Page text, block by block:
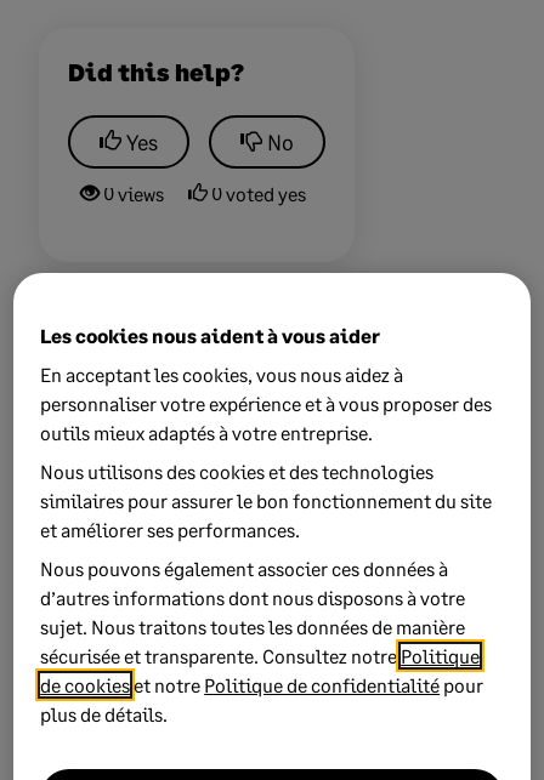
Did this help?
Yes No
0 views 0 voted yes
fiscaux
Product: Ciel
Sage 50
Solution ID:210905150086648
Applies to:Product modules > Ciel > Comptabilité 'R'
Product modules > Ciel > Gestion Intégrale
Product modules > Sage 50 > Comptabilité
Case category > How do I... > import/export
Les cookies nous aident à vous aider
En acceptant les cookies, vous nous aidez à
personnaliser votre expérience et à vous proposer des
outils mieux adaptés à votre entreprise.
Nous utilisons des cookies et des technologies
similaires pour assurer le bon fonctionnement du site
et améliorer ses performances.
Nous pouvons également associer ces données à
d’autres informations dont nous disposons à votre
sujet. Nous traitons toutes les données de manière
sécurisée et transparente. Consultez notre Politique
de cookieset notre Politique de confidentialité pour
plus de détails.